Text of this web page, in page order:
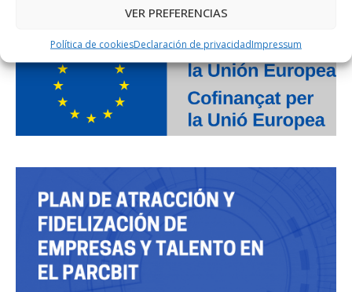
VER PREFERENCIAS
Política de cookiesDeclaración de privacidadImpressum